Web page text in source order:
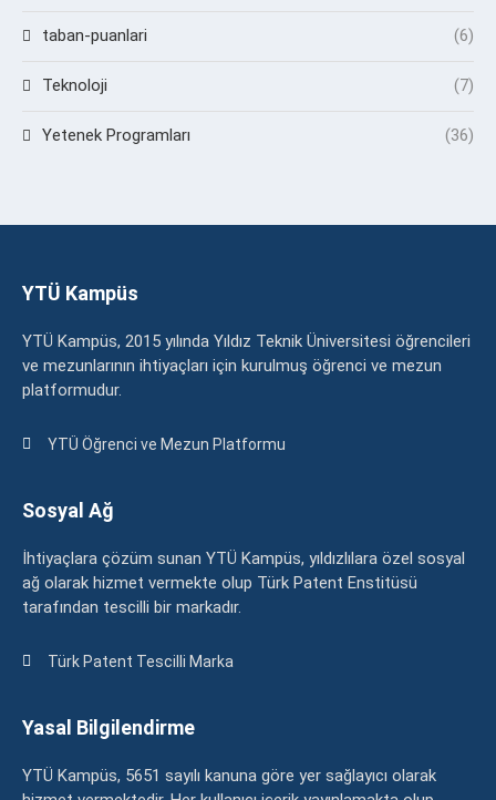
taban-puanlari (6)
Teknoloji (7)
Yetenek Programları (36)
YTÜ Kampüs
YTÜ Kampüs, 2015 yılında Yıldız Teknik Üniversitesi öğrencileri
ve mezunlarının ihtiyaçları için kurulmuş öğrenci ve mezun
platformudur.
YTÜ Öğrenci ve Mezun Platformu
Sosyal Ağ
İhtiyaçlara çözüm sunan YTÜ Kampüs, yıldızlılara özel sosyal
ağ olarak hizmet vermekte olup Türk Patent Enstitüsü
tarafından tescilli bir markadır.
Türk Patent Tescilli Marka
Yasal Bilgilendirme
YTÜ Kampüs, 5651 sayılı kanuna göre yer sağlayıcı olarak